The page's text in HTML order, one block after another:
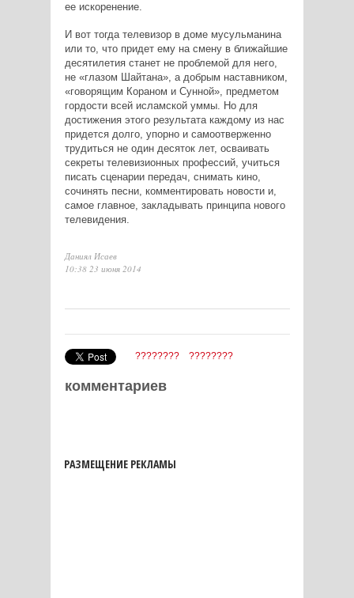
ее искоренение.
И вот тогда телевизор в доме мусульманина
или то, что придет ему на смену в ближайшие
десятилетия станет не проблемой для него,
не «глазом Шайтана», а добрым наставником,
«говорящим Кораном и Сунной», предметом
гордости всей исламской уммы. Но для
достижения этого результата каждому из нас
придется долго, упорно и самоотверженно
трудиться не один десяток лет, осваивать
секреты телевизионных профессий, учиться
писать сценарии передач, снимать кино,
сочинять песни, комментировать новости и,
самое главное, закладывать принципа нового
телевидения.
Даниял Исаев
10:38 23 июня 2014
???????? ????????
комментариев
РАЗМЕЩЕНИЕ РЕКЛАМЫ